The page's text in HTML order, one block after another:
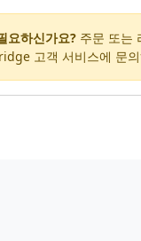
요하신가요? 주문 또는
고객 서비스에 문